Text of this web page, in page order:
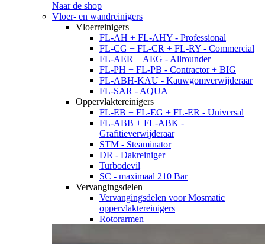
Naar de shop
Vloer- en wandreinigers
Vloerreinigers
FL-AH + FL-AHY - Professional
FL-CG + FL-CR + FL-RY - Commercial
FL-AER + AEG - Allrounder
FL-PH + FL-PB - Contractor + BIG
FL-ABH-KAU - Kauwgomverwijderaar
FL-SAR - AQUA
Oppervlaktereinigers
FL-EB + FL-EG + FL-ER - Universal
FL-ABB + FL-ABK -
Grafitieverwijderaar
STM - Steaminator
DR - Dakreiniger
Turbodevil
SC - maximaal 210 Bar
Vervangingsdelen
Vervangingsdelen voor Mosmatic
oppervlaktereinigers
Rotorarmen